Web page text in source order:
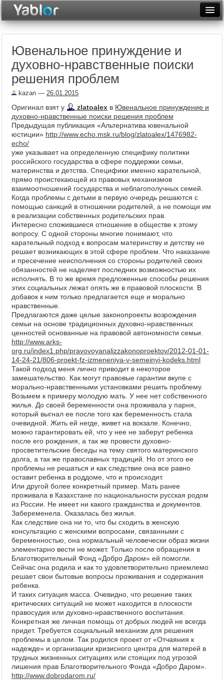
Неделя
Месяц
Архив
Фототоп
Видеотоп
Ювенальное принуждение и
духовно-нравственные поиски
решения проблем
kazan — 26.01.2015
Оригинал взят у zlatoalex в Ювенальное принуждение и
духовно-нравственные поиски решения проблем
Предыдущая публикация «Альтернатива ювенальной
юстиции» http://www.echo.msk.ru/blog/zlatoalex/1476982-
echo/
уже указывает на определенную специфику политики
российского государства в сфере поддержки семьи,
материнства и детства. Специфики именно карательной,
прямо проистекающей из правовых механизмов
взаимоотношений государства и неблагополучных семей.
Когда проблемы с детьми в первую очередь решаются с
помощью санкций в отношении родителей, а не помощи им
в реализации собственных родительских прав.
Интересно сложившиеся отношение в обществе к этому
вопросу. С одной стороны многие понимают, что
карательный подход к вопросам материнству и детству не
решает возникающих в этой сфере проблем. Что наказание
и пресечение неисполнения со стороны родителей своих
обязанностей не наделяет последних возможностью их
исполнять. В то же время предложенные способы решения
этих социальных лежат опять же в правовой плоскости. В
добавок к ним только предлагается еще и морально
нравственные.
Предлагаются даже целые законопроекты возрождения
семьи на основе традиционных духовно-нравственных
ценностей основанные на правовой автономности семьи.
http://www.arks-
org.ru/index1.php/pravovoyanalizzakonoproektov/2012-01-01-
14-24-21/806-proekt-fz-izmeneniya-v-semeinyi-kodeks.html
Такой подход меня лично приводит в некоторое
замешательство. Как могут правовые гарантии вкупе с
морально-нравственными установками решить проблему.
Возьмем к примеру молодую мать. У нее нет собственного
жилья. До своей беременности она проживала у парня,
который выгнал ее после того как беременность стала
очевидной. Жить ей негде, живет на вокзале. Конечно,
можно гарантировать ей, что у нее не заберут ребенка
после его рождения, а так же провести духовно-
просветительские беседы на тему святого материнского
долга, а так же православных традиций. Но от этого ее
проблемы не решаться и как следствие она все равно
оставит ребенка в роддоме, что и происходит.
Или другой более конкретный пример. Мать ранее
проживала в Казахстане по национальности русская родом
из России. Не имеет ни какого гражданства и документов.
Забеременела. Оказалась без жилья.
Как следствие она ни то, что бы сходить в женскую
консультацию с женскими вопросами, связанными с
беременностью, она нормальный человечески образ жизни
элементарно вести не может. Только после обращения в
Благотворительный Фонд «Добро Даром» ей помогли.
Сейчас она родила и как то удовлетворительно приемлемо
решает свои бытовые вопросы проживания и содержания
ребенка.
И таких ситуация масса. Очевидно, что решение таких
критических ситуаций не может находится в плоскости
правосудия или духовно-нравственного воспитания.
Конкретная же личная помощь от добрых людей не всегда
придет. Требуется социальный механизм для решения
проблемы в целом. Так родился проект от «Отчаяния к
надежде» и организации кризисного центра для матерей в
трудных жизненных ситуациях или стоящих под угрозой
лишения прав Благотворительного Фонда «Добро Даром».
http://www.dobrodarom.ru/